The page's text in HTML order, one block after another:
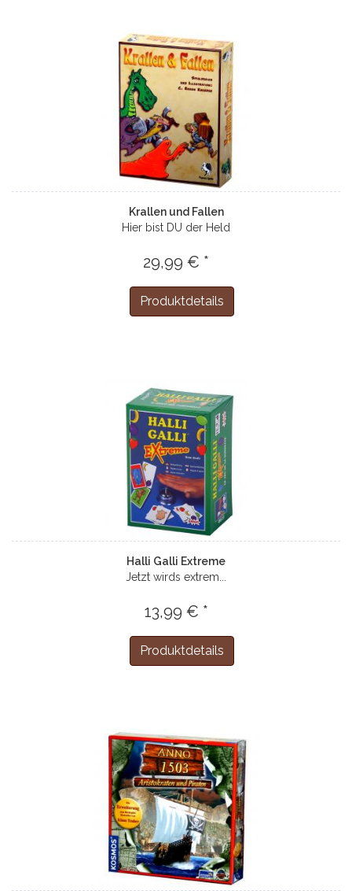
Krallen und Fallen
Hier bist DU der Held
29,99 € *
Produktdetails
Halli Galli Extreme
Jetzt wirds extrem...
13,99 € *
Produktdetails